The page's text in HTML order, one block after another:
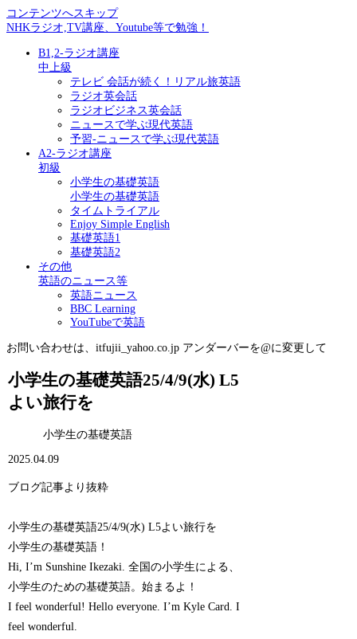
コンテンツへスキップ
NHKラジオ,TV講座、Youtube等で勉強！
B1,2-ラジオ講座
中上級
テレビ 会話が続く！リアル旅英語
ラジオ英会話
ラジオビジネス英会話
ニュースで学ぶ現代英語
予習-ニュースで学ぶ現代英語
A2-ラジオ講座
初級
小学生の基礎英語
小学生の基礎英語
タイムトライアル
Enjoy Simple English
基礎英語1
基礎英語2
その他
英語のニュース等
英語ニュース
BBC Learning
YouTubeで英語
お問い合わせは、itfujii_yahoo.co.jp アンダーバーを@に変更して
小学生の基礎英語25/4/9(水) L5
よい旅行を
小学生の基礎英語
2025.04.09
ブログ記事より抜粋
小学生の基礎英語25/4/9(水) L5よい旅行を
小学生の基礎英語！
Hi, I’m Sunshine Ikezaki. 全国の小学生による、
小学生のための基礎英語。始まるよ！
I feel wonderful! Hello everyone. I’m Kyle Card. I
feel wonderful.